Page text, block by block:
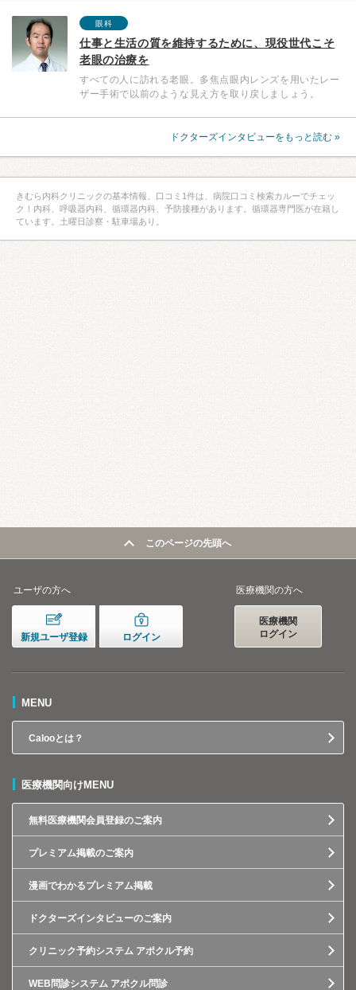
眼科
仕事と生活の質を維持するために、現役世代こそ
老眼の治療を
すべての人に訪れる老眼。多焦点眼内レンズを用いたレー
ザー手術で以前のような見え方を取り戻しましょう。
ドクターズインタビューをもっと読む »
きむら内科クリニックの基本情報、口コミ1件は、病院口コミ検索カルーでチェッ
ク！内科、呼吸器内科、循環器内科、予防接種があります。循環器専門医が在籍し
ています。土曜日診察・駐車場あり。
このページの先頭へ
ユーザの方へ
新規ユーザ登録 ログイン
医療機関の方へ
医療機関
ログイン
MENU
Calooとは？
医療機関向けMENU
無料医療機関会員登録のご案内
プレミアム掲載のご案内
漫画でわかるプレミアム掲載
ドクターズインタビューのご案内
クリニック予約システム アポクル予約
WEB問診システム アポクル問診